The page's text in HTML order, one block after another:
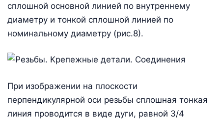
сплошной основной линией по внутреннему
диаметру и тонкой сплошной линией по
номинальному диаметру (рис.8).
При изображении на плоскости
перпендикулярной оси резьбы сплошная тонкая
линия проводится в виде дуги, равной 3/4